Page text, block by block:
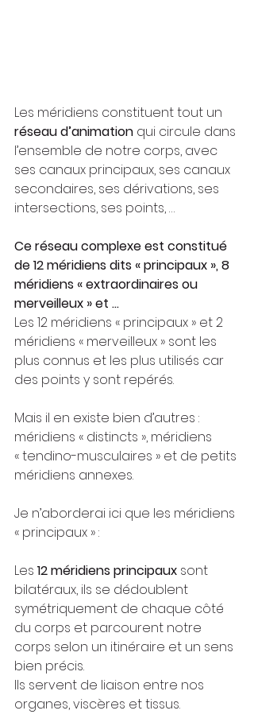
Les méridiens constituent tout un
réseau d’animation qui circule dans
l’ensemble de notre corps, avec
ses canaux principaux, ses canaux
secondaires, ses dérivations, ses
intersections, ses points, …
Ce réseau complexe est constitué
de 12 méridiens dits « principaux », 8
méridiens « extraordinaires ou
merveilleux » et ...
Les 12 méridiens « principaux » et 2
méridiens « merveilleux » sont les
plus connus et les plus utilisés car
des points y sont repérés.
Mais il en existe bien d’autres :
méridiens « distincts », méridiens
« tendino-musculaires » et de petits
méridiens annexes.
Je n’aborderai ici que les méridiens
« principaux » :
Les 12 méridiens principaux sont
bilatéraux, ils se dédoublent
symétriquement de chaque côté
du corps et parcourent notre
corps selon un itinéraire et un sens
bien précis.
Ils servent de liaison entre nos
organes, viscères et tissus.